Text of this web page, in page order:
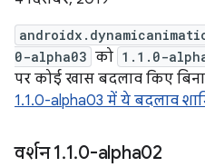
0-alpha03 को 1.1.0-
पर कोई खास बदलाव किए
1.1.0-alpha03 में ये बदलाव
वर्शन 1.1.0-alpha02